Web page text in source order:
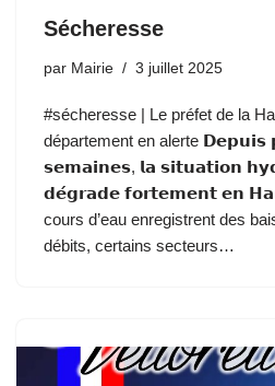
Sécheresse
par Mairie 3 juillet 2025
#sécheresse | Le préfet de la
département en alerte 𝗗𝗲𝗽𝘂𝗶𝘀
𝘀𝗲𝗺𝗮𝗶𝗻𝗲𝘀, 𝗹𝗮 𝘀𝗶𝘁𝘂𝗮𝘁𝗶𝗼𝗻
𝗱𝗲́𝗴𝗿𝗮𝗱𝗲 𝗳𝗼𝗿𝘁𝗲𝗺𝗲𝗻𝘁 𝗲𝗻
cours d’eau enregistrent des
débits, certains secteurs…